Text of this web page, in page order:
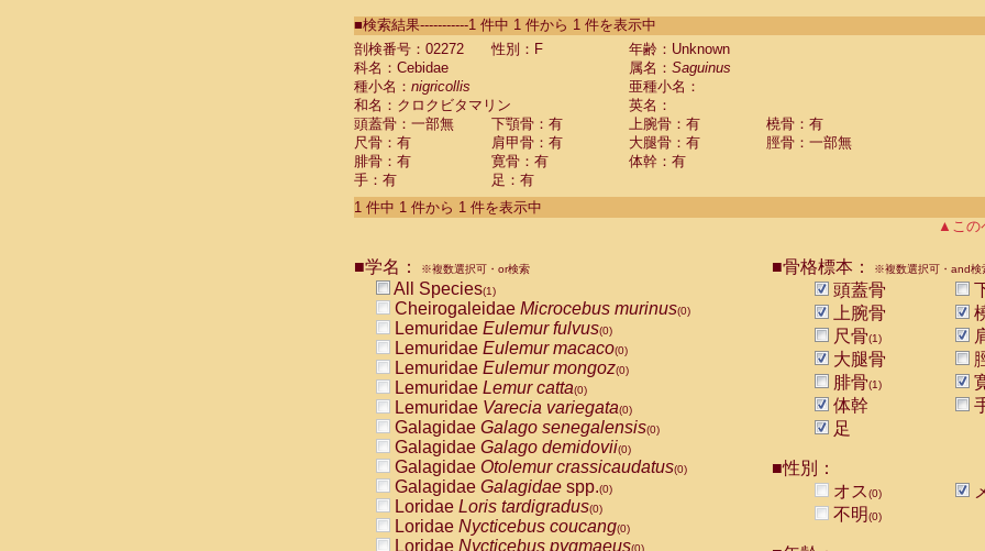
CebidaeSaguinus labiatus(0)
Cebidae Saguinus leucopus (0)
Cebidae
CebidaeSaguinus mystax
CebidaeSaguinus nigricollis (1)
Cebidae Saguinus oedipus
Cebidae Saguinus weddelli
Cebidae Saguinusspp.
Cebidae Aotus trivirgatus
Cebidae Cebus albifrons
CebidaeCebus nigrivittatus
CebidaeCebus
CebidaeSaimiri boliviensis(0)
CebidaeSaimiri sciureus(0)
AtelidaeAlouatta caraya(0)
AtelidaeAlouatta fusca(0)
AtelidaeAlouatta seniculus
AtelidaeAlouattaspp.(0)
AtelidaeAteles belzebuth(0)
AtelidaeAteles geoffroyi(0)
AtelidaeAteles paniscus(0)
AtelidaeAtelesspp.(0)
Atelidae Lagothrix lagothricha
AtelidaeLagothrix lagothricha cana
PitheciidaeCacajao calvus rubicundus
■検索結果-----------1 件中 1 件から 1 件を表示中
剖検番号：02272
性別：F
年齢：Unknown
科名：Cebidae
属名： Saguinus
種小名： nigricollis
亜種小名：
和名：クロクビタマリン
英名：
頭蓋骨：一部無
下顎骨：有 上腕骨：有
橈骨：有
尺骨：有
肩甲骨：有 大腿骨：有
脛骨：一部無
腓骨：有
寛骨：有
体幹：有
手：有
足：有
1 件中 1 件から 1 件を表示中
▲この
■学名： ※複数選択可・or検索
All Species(1)
Cheirogaleidae Microcebus murinus(0)
Lemuridae Eulemur fulvus(0)
Lemuridae Eulemur macaco(0)
Lemuridae Eulemur mongoz(0)
Lemuridae Lemur catta(0)
Lemuridae Varecia variegata(0)
Galagidae Galago senegalensis(0)
Galagidae Galago demidovii(0)
Galagidae Otolemur crassicaudatus(0)
Galagidae Galagidae spp.(0)
Loridae Loris tardigradus(0)
Loridae Nycticebus coucang(0)
Loridae Nycticebus pygmaeus(0)
■骨格標本： ※複数選択可・and検
頭蓋骨
上腕骨
尺骨(1)
大腿骨
腓骨(1)
体幹
足
■性別：
オス(0)
不明(0)